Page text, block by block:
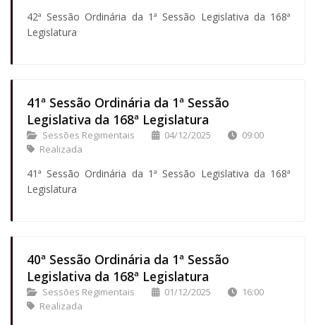
42ª Sessão Ordinária da 1ª Sessão Legislativa da 168ª
Legislatura
41ª Sessão Ordinária da 1ª Sessão
Legislativa da 168ª Legislatura
Sessões Regimentais 04/12/2025
09:00
Realizada
41ª Sessão Ordinária da 1ª Sessão Legislativa da 168ª
Legislatura
40ª Sessão Ordinária da 1ª Sessão
Legislativa da 168ª Legislatura
Sessões Regimentais 01/12/2025
16:00
Realizada